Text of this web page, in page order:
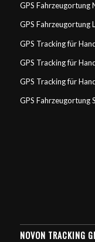
GPS Fahrzeugortung
GPS Fahrzeugortung
GPS Tracking für
GPS Tracking für
GPS Tracking für
GPS Fahrzeugortung
NOVON TRACKING